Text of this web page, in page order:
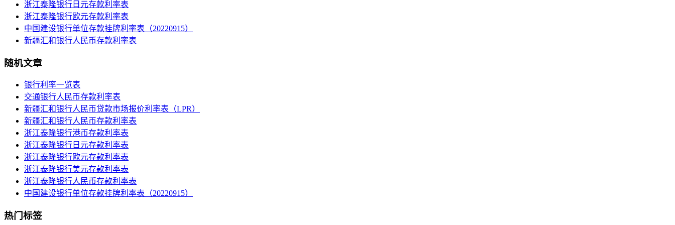
浙江泰隆银行日元存款利率表
浙江泰隆银行欧元存款利率表
中国建设银行单位存款挂牌利率表（20220915）
新疆汇和银行人民币存款利率表
随机文章
银行利率一览表
交通银行人民币存款利率表
新疆汇和银行人民币贷款市场报价利率表（LPR）
新疆汇和银行人民币存款利率表
浙江泰隆银行港币存款利率表
浙江泰隆银行日元存款利率表
浙江泰隆银行欧元存款利率表
浙江泰隆银行美元存款利率表
浙江泰隆银行人民币存款利率表
中国建设银行单位存款挂牌利率表（20220915）
热门标签